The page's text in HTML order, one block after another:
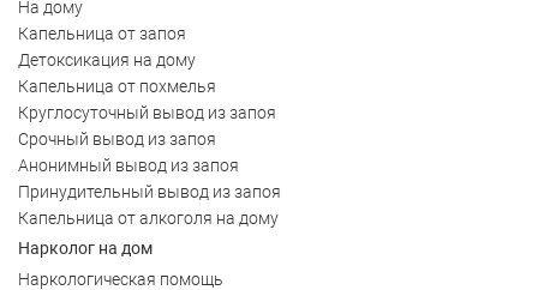
На дому
Капельница от запоя
Детоксикация на дому
Капельница от похмелья
Круглосуточный вывод из запоя
Срочный вывод из запоя
Анонимный вывод из запоя
Принудительный вывод из запоя
Капельница от алкоголя на дому
Нарколог на дом
Наркологическая помощь